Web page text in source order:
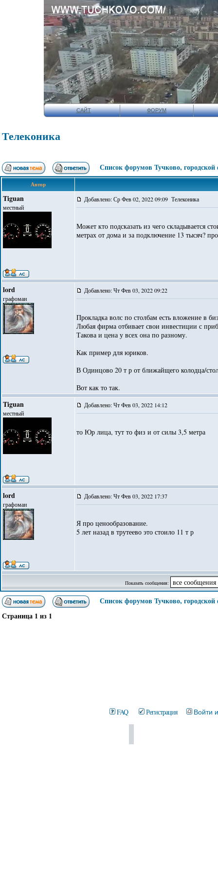
САЙТ ФОРУМ
Телеконика
Список форумов Тучково,
Автор
Tiguan
местный
Добавлено: Ср Фев 02, 2022 09:09 Телеконика
Может кто подсказать из чего складывается
метрах от дома и за подключение 13 тысяч?
lord
графоман
Добавлено: Чт Фев 03, 2022 09:22
Прокладка волс по столбам есть вложение в
Любая фирма отбивает свои инвестиции с
Такова и цена у всех она по разному.
Как пример для юриков.
В Одинцово 20 т р от ближайщего колодца/
Вот как то так.
Tiguan
местный
Добавлено: Чт Фев 03, 2022 14:12
то Юр лица, тут то физ и от силы 3,5 метра
lord
графоман
Добавлено: Чт Фев 03, 2022 17:37
Я про ценообразование.
5 лет назад в трутеево это стоило 11 т р
Показать сообщения:
Список форумов Тучково,
Страница 1 из 1
FAQ Регистрация Войти